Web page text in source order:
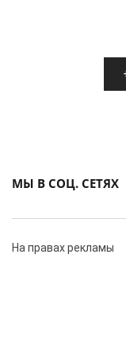
МЫ В СОЦ. СЕТЯХ
На правах рекламы